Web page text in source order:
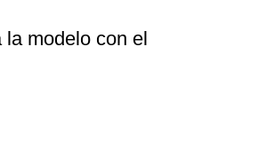
modelo con el